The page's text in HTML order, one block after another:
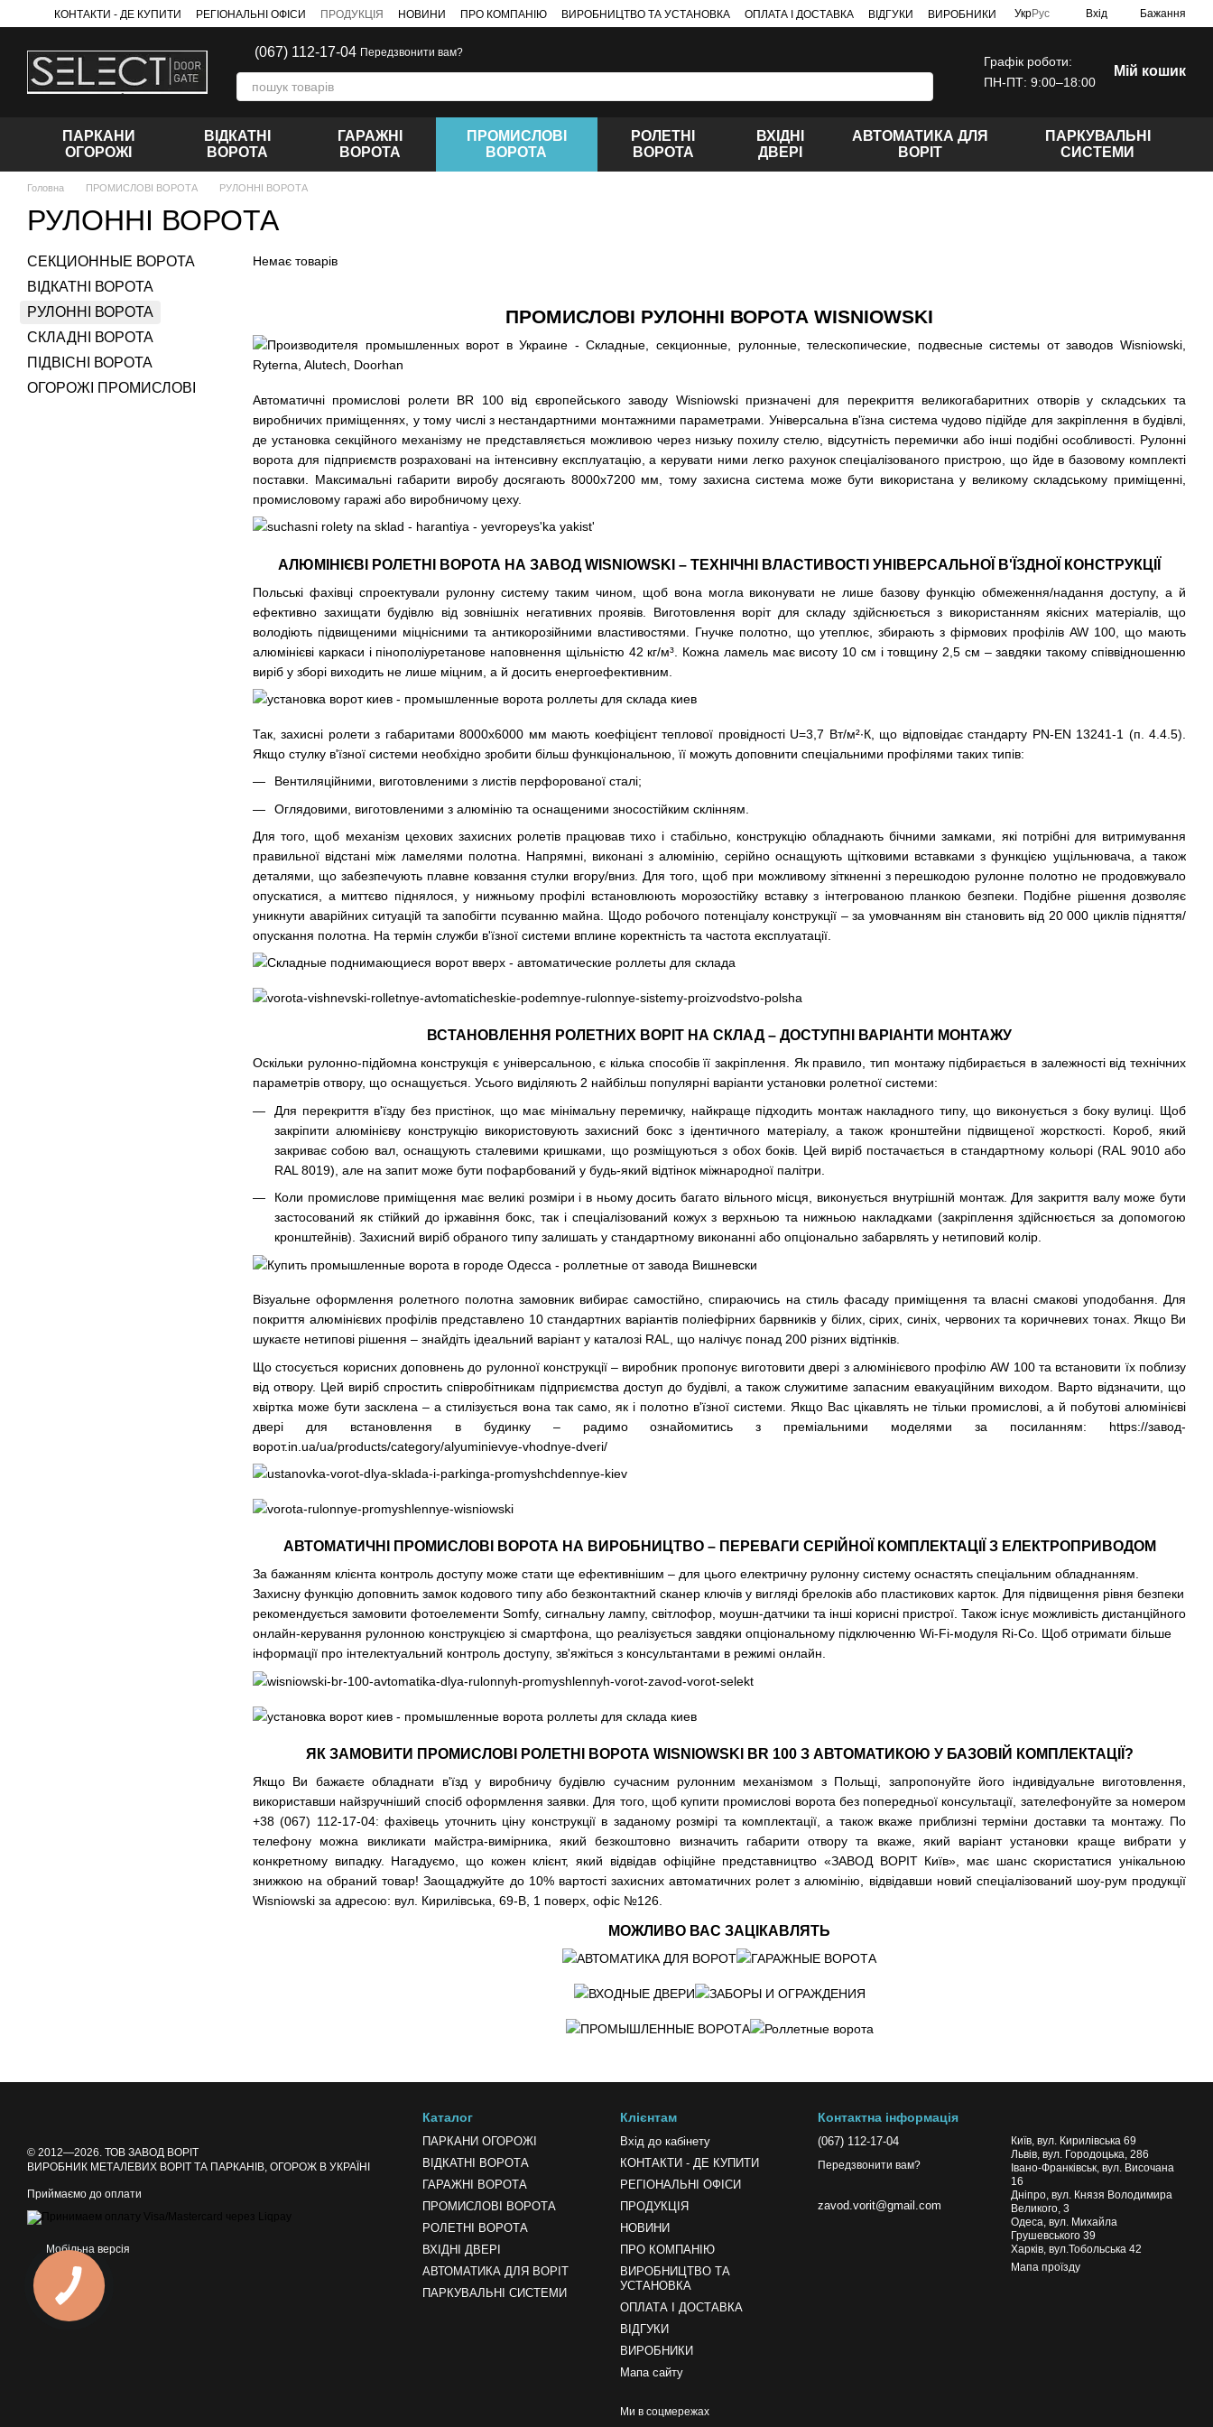
Перейти до основного контенту
КОНТАКТИ - ДЕ КУПИТИ РЕГІОНАЛЬНІ ОФІСИ ПРОДУКЦІЯ НОВИНИ ПРО КОМПАНІЮ ВИРОБНИЦТВО ТА УСТАНОВКА ОПЛАТА І ДОСТАВКА ВІДГУКИ ВИРОБНИКИ УкрРус Вхід Бажання
(067) 112-17-04 Передзвонити вам?
Графік роботи:
ПН-ПТ: 9:00–18:00
Мій кошик
ПАРКАНИ
ОГОРОЖІ
ВІДКАТНІ
ВОРОТА
ГАРАЖНІ
ВОРОТА
ПРОМИСЛОВІ
ВОРОТА
РОЛЕТНІ
ВОРОТА
ВХІДНІ
ДВЕРІ
АВТОМАТИКА ДЛЯ
ВОРІТ
ПАРКУВАЛЬНІ
СИСТЕМИ
Головна ПРОМИСЛОВІ ВОРОТА РУЛОННІ ВОРОТА
РУЛОННІ ВОРОТА
ПРОМИСЛОВІ РУЛОННІ ВОРОТА WISNIOWSKI
Автоматичні промислові ролети BR 100 від європейського заводу Wisniowski призначені для перекриття великогабаритних отворів у складських та
виробничих приміщеннях, у тому числі з нестандартними монтажними параметрами. Універсальна в'їзна система чудово підійде для закріплення в будівлі,
де установка секційного механізму не представляється можливою через низьку похилу стелю, відсутність перемички або інші подібні особливості. Рулонні
ворота для підприємств розраховані на інтенсивну експлуатацію, а керувати ними легко рахунок спеціалізованого пристрою, що йде в базовому комплекті
поставки. Максимальні габарити виробу досягають 8000х7200 мм, тому захисна система може бути використана у великому складському приміщенні,
промисловому гаражі або виробничому цеху.
АЛЮМІНІЄВІ РОЛЕТНІ ВОРОТА НА ЗАВОД WISNIOWSKI – ТЕХНІЧНІ ВЛАСТИВОСТІ УНІВЕРСАЛЬНОЇ В'ЇЗДНОЇ КОНСТРУКЦІЇ
Польські фахівці спроектували рулонну систему таким чином, щоб вона могла виконувати не лише базову функцію обмеження/надання доступу, а й
ефективно захищати будівлю від зовнішніх негативних проявів. Виготовлення воріт для складу здійснюється з використанням якісних матеріалів, що
володіють підвищеними міцнісними та антикорозійними властивостями. Гнучке полотно, що утеплює, збирають з фірмових профілів AW 100, що мають
алюмінієві каркаси і пінополіуретанове наповнення щільністю 42 кг/м³. Кожна ламель має висоту 10 см і товщину 2,5 см – завдяки такому співвідношенню
виріб у зборі виходить не лише міцним, а й досить енергоефективним.
Так, захисні ролети з габаритами 8000x6000 мм мають коефіцієнт теплової провідності U=3,7 Вт/м²∙К, що відповідає стандарту PN-EN 13241-1 (п. 4.4.5).
Якщо стулку в'їзної системи необхідно зробити більш функціональною, її можуть доповнити спеціальними профілями таких типів:
Вентиляційними, виготовленими з листів перфорованої сталі;
Оглядовими, виготовленими з алюмінію та оснащеними зносостійким склінням.
Для того, щоб механізм цехових захисних ролетів працював тихо і стабільно, конструкцію обладнають бічними замками, які потрібні для витримування
правильної відстані між ламелями полотна. Напрямні, виконані з алюмінію, серійно оснащують щітковими вставками з функцією ущільнювача, а також
деталями, що забезпечують плавне ковзання стулки вгору/вниз. Для того, щоб при можливому зіткненні з перешкодою рулонне полотно не продовжувало
опускатися, а миттєво піднялося, у нижньому профілі встановлюють морозостійку вставку з інтегрованою планкою безпеки. Подібне рішення дозволяє
уникнути аварійних ситуацій та запобігти псуванню майна. Щодо робочого потенціалу конструкції – за умовчанням він становить від 20 000 циклів підняття/
опускання полотна. На термін служби в'їзної системи вплине коректність та частота експлуатації.
ВСТАНОВЛЕННЯ РОЛЕТНИХ ВОРІТ НА СКЛАД – ДОСТУПНІ ВАРІАНТИ МОНТАЖУ
Оскільки рулонно-підйомна конструкція є універсальною, є кілька способів її закріплення. Як правило, тип монтажу підбирається в залежності від технічних
параметрів отвору, що оснащується. Усього виділяють 2 найбільш популярні варіанти установки ролетної системи:
Для перекриття в'їзду без пристінок, що має мінімальну перемичку, найкраще підходить монтаж накладного типу, що виконується з боку вулиці. Щоб
закріпити алюмінієву конструкцію використовують захисний бокс з ідентичного матеріалу, а також кронштейни підвищеної жорсткості. Короб, який
закриває собою вал, оснащують сталевими кришками, що розміщуються з обох боків. Цей виріб постачається в стандартному кольорі (RAL 9010 або
RAL 8019), але на запит може бути пофарбований у будь-який відтінок міжнародної палітри.
Коли промислове приміщення має великі розміри і в ньому досить багато вільного місця, виконується внутрішній монтаж. Для закриття валу може бути
застосований як стійкий до іржавіння бокс, так і спеціалізований кожух з верхньою та нижньою накладками (закріплення здійснюється за допомогою
кронштейнів). Захисний виріб обраного типу залишать у стандартному виконанні або опціонально забарвлять у нетиповий колір.
Візуальне оформлення ролетного полотна замовник вибирає самостійно, спираючись на стиль фасаду приміщення та власні смакові уподобання. Для
покриття алюмінієвих профілів представлено 10 стандартних варіантів поліефірних барвників у білих, сірих, синіх, червоних та коричневих тонах. Якщо Ви
шукаєте нетипові рішення – знайдіть ідеальний варіант у каталозі RAL, що налічує понад 200 різних відтінків.
Що стосується корисних доповнень до рулонної конструкції – виробник пропонує виготовити двері з алюмінієвого профілю AW 100 та встановити їх поблизу
від отвору. Цей виріб спростить співробітникам підприємства доступ до будівлі, а також служитиме запасним евакуаційним виходом. Варто відзначити, що
хвіртка може бути засклена – а стилізується вона так само, як і полотно в'їзної системи. Якщо Вас цікавлять не тільки промислові, а й побутові алюмінієві
двері для встановлення в будинку – радимо ознайомитись з преміальними моделями за посиланням: https://завод-
ворот.in.ua/ua/products/category/alyuminievye-vhodnye-dveri/
АВТОМАТИЧНІ ПРОМИСЛОВІ ВОРОТА НА ВИРОБНИЦТВО – ПЕРЕВАГИ СЕРІЙНОЇ КОМПЛЕКТАЦІЇ З ЕЛЕКТРОПРИВОДОМ
За бажанням клієнта контроль доступу може стати ще ефективнішим – для цього електричну рулонну систему оснастять спеціальним обладнанням.
Захисну функцію доповнить замок кодового типу або безконтактний сканер ключів у вигляді брелоків або пластикових карток. Для підвищення рівня безпеки
рекомендується замовити фотоелементи Somfy, сигнальну лампу, світлофор, моушн-датчики та інші корисні пристрої. Також існує можливість дистанційного
онлайн-керування рулонною конструкцією зі смартфона, що реалізується завдяки опціональному підключенню Wi-Fi-модуля Ri-Co. Щоб отримати більше
інформації про інтелектуальний контроль доступу, зв'яжіться з консультантами в режимі онлайн.
ЯК ЗАМОВИТИ ПРОМИСЛОВІ РОЛЕТНІ ВОРОТА WISNIOWSKI BR 100 З АВТОМАТИКОЮ У БАЗОВІЙ КОМПЛЕКТАЦІЇ?
Якщо Ви бажаєте обладнати в'їзд у виробничу будівлю сучасним рулонним механізмом з Польщі, запропонуйте його індивідуальне виготовлення,
використавши найзручніший спосіб оформлення заявки. Для того, щоб купити промислові ворота без попередньої консультації, зателефонуйте за номером
+38 (067) 112-17-04: фахівець уточнить ціну конструкції в заданому розмірі та комплектації, а також вкаже приблизні терміни доставки та монтажу. По
телефону можна викликати майстра-вимірника, який безкоштовно визначить габарити отвору та вкаже, який варіант установки краще вибрати у
конкретному випадку. Нагадуємо, що кожен клієнт, який відвідав офіційне представництво «ЗАВОД ВОРІТ Київ» , має шанс скористатися унікальною
знижкою на обраний товар! Заощаджуйте до 10% вартості захисних автоматичних ролет з алюмінію, відвідавши новий спеціалізований шоу-рум продукції
Wisniowski за адресою: вул. Кирилівська, 69-В, 1 поверх, офіс №126.
МОЖЛИВО ВАС ЗАЦІКАВЛЯТЬ
Немає товарів
СЕКЦИОННЫЕ ВОРОТА
ВІДКАТНІ ВОРОТА
РУЛОННІ ВОРОТА
СКЛАДНІ ВОРОТА
ПІДВІСНІ ВОРОТА
ОГОРОЖІ ПРОМИСЛОВІ
© 2012—2026. ТОВ ЗАВОД ВОРІТ
ВИРОБНИК МЕТАЛЕВИХ ВОРІТ ТА ПАРКАНІВ, ОГОРОЖ В УКРАЇНІ
Приймаємо до оплати
Мобільна версія
Каталог
ПАРКАНИ ОГОРОЖІ
ВІДКАТНІ ВОРОТА
ГАРАЖНІ ВОРОТА
ПРОМИСЛОВІ ВОРОТА
РОЛЕТНІ ВОРОТА
ВХІДНІ ДВЕРІ
АВТОМАТИКА ДЛЯ ВОРІТ
ПАРКУВАЛЬНІ СИСТЕМИ
Клієнтам
Вхід до кабінету
КОНТАКТИ - ДЕ КУПИТИ
РЕГІОНАЛЬНІ ОФІСИ
ПРОДУКЦІЯ
НОВИНИ
ПРО КОМПАНІЮ
ВИРОБНИЦТВО ТА
УСТАНОВКА
ОПЛАТА І ДОСТАВКА
ВІДГУКИ
ВИРОБНИКИ
Мапа сайту
Ми в соцмережах
Контактна інформація
(067) 112-17-04
Передзвонити вам?
zavod.vorit@gmail.com
Київ, вул. Кирилівська 69
Львів, вул. Городоцька, 286
Івано-Франківськ, вул. Височана
16
Дніпро, вул. Князя Володимира
Великого, 3
Одеса, вул. Михайла
Грушевського 39
Харків, вул.Тобольська 42
Мапа проїзду